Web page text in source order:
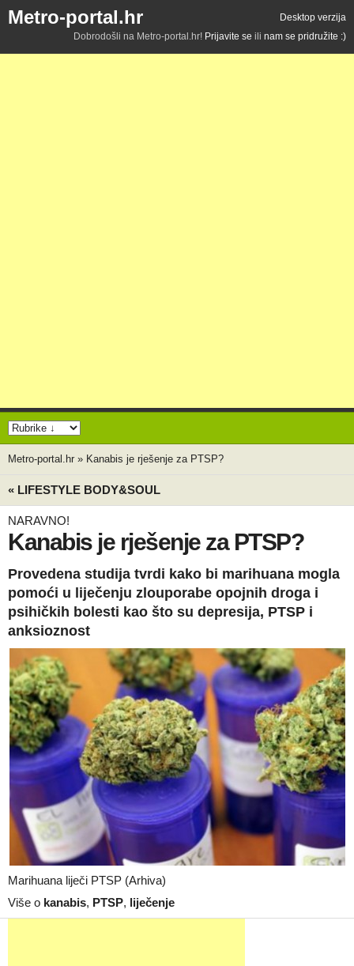
Metro-portal.hr
Desktop verzija
Dobrodošli na Metro-portal.hr! Prijavite se ili nam se pridružite :)
Metro-portal.hr » Kanabis je rješenje za PTSP?
« LIFESTYLE BODY&SOUL
NARAVNO!
Kanabis je rješenje za PTSP?
Provedena studija tvrdi kako bi marihuana mogla
pomoći u liječenju zlouporabe opojnih droga i
psihičkih bolesti kao što su depresija, PTSP i
anksioznost
Marihuana liječi PTSP (Arhiva)
Više o kanabis, PTSP, liječenje